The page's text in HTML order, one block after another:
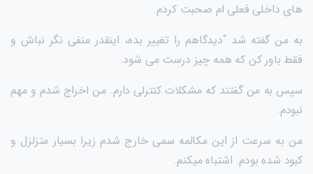
های داخلی فعلی ام صحبت کردم.
به من گفته شد “دیدگاهم را تغییر بده، اینقدر منفی نگر نباش و
فقط باور کن که همه چیز درست می شود.
سپس به من گفتند که مشکلات کنترلی دارم. من اخراج شدم و مهم
نبودم.
من به سرعت از این مکالمه سمی خارج شدم زیرا بسیار متزلزل و
کبود شده بودم. اشتباه میکنم.